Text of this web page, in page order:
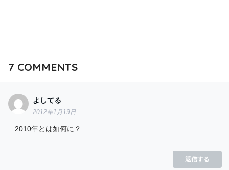
7 COMMENTS
よしてる
2012年1月19日
2010年とは如何に？
返信する